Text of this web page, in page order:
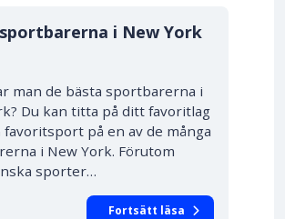
i New York
man de bästa sportbarerna i
Du kan titta på ditt favoritlag
på en av de många
i New York. Förutom
sporter…
Fortsätt läsa